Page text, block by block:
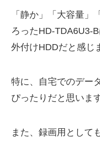
「静か」「大容量」
ろったHD-TDA6U3-
外付けHDDだと感じ
特に、自宅でのデー
ぴったりだと思います
また、録画用として